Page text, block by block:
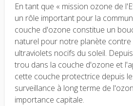
En tant que « mission ozone de
un rôle important pour la
couche d'ozone constitue un
naturel pour notre planète contre
ultraviolets nocifs du soleil.
trou dans la couche d'ozone et
cette couche protectrice depuis
surveillance à long terme de
importance capitale.